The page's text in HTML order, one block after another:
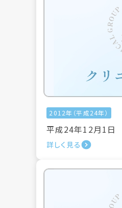
2012年（平成24年）
平成24年12月1日
詳しく見る